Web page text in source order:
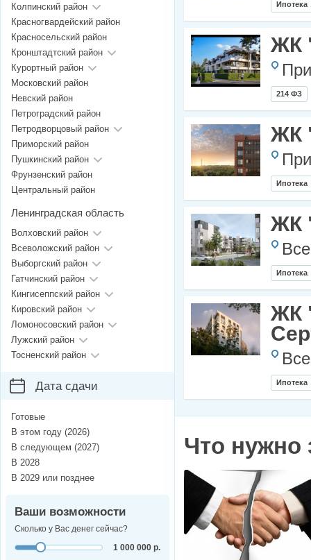
Ипотека
ЖК
214 ФЗ
ЖК
Ипотека
ЖК
Ипотека
ЖК
Ипотека
Что нужно
Колпинский район
Красногвардейский район
Красносельский район
Кронштадтский район
Курортный район
Московский район
Невский район
Петроградский район
Петродворцовый район
Приморский район
Пушкинский район
Фрунзенский район
Центральный район
Ленинградская область
Волховский район
Всеволожский район
Выборгский район
Гатчинский район
Кингисеппский район
Кировский район
Ломоносовский район
Лужский район
Тосненский район
Дата сдачи
Готовые
В этом году (2026)
В следующем (2027)
В 2028
В 2029 или позднее
Ваши возможности
Сколько у Вас денег сейчас?
1 000 000 р.